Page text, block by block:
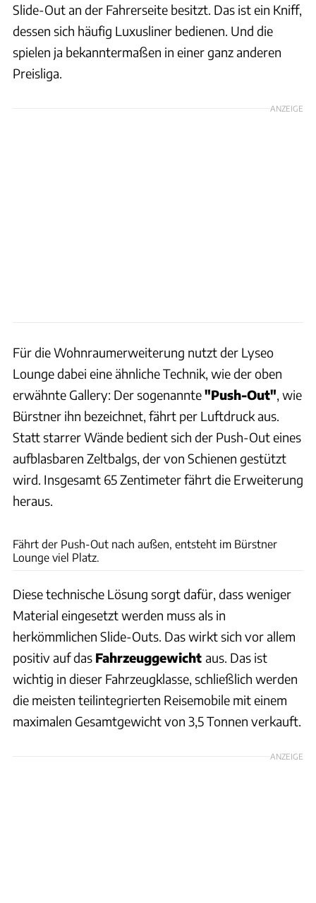
Slide-Out an der Fahrerseite besitzt. Das ist ein Kniff,
dessen sich häufig Luxusliner bedienen. Und die
spielen ja bekanntermaßen in einer ganz anderen
Preisliga.
ANZEIGE
Für die Wohnraumerweiterung nutzt der Lyseo
Lounge dabei eine ähnliche Technik, wie der oben
erwähnte Gallery: Der sogenannte"Push-Out", wie
Bürstner ihn bezeichnet, fährt per Luftdruck aus.
Statt starrer Wände bedient sich der Push-Out eines
aufblasbaren Zeltbalgs, der von Schienen gestützt
wird. Insgesamt 65 Zentimeter fährt die Erweiterung
heraus.
Fährt der Push-Out nach außen, entsteht im Bürstner
Lounge viel Platz.
Diese technische Lösung sorgt dafür, dass weniger
Material eingesetzt werden muss als in
herkömmlichen Slide-Outs. Das wirkt sich vor allem
positiv auf das Fahrzeuggewicht aus. Das ist
wichtig in dieser Fahrzeugklasse, schließlich werden
die meisten teilintegrierten Reisemobile mit einem
maximalen Gesamtgewicht von 3,5 Tonnen verkauft.
ANZEIGE